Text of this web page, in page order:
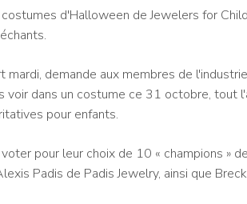
d'Halloween de Jewelers for
mardi, demande aux membres de
voir dans un costume ce 31 octobre, tout
pour enfants.
pour leur choix de 10 « champions »
Padis de Padis Jewelry, ainsi que